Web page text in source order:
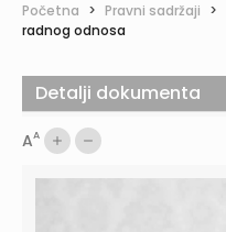
Početna > Pravni sadržaji >
radnog odnosa
AA
Detalji dokumenta